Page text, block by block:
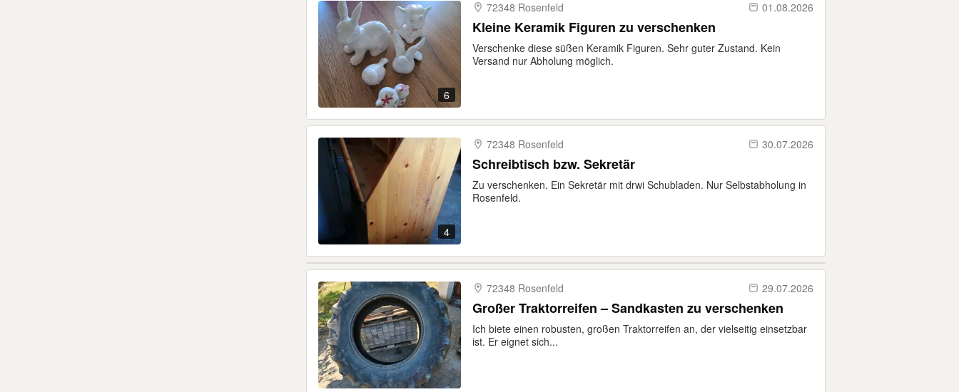
6
72348 Rosenfeld 01.08.2026
Kleine Keramik Figuren zu verschenken
Verschenke diese süßen Keramik Figuren. Sehr guter Zustand. Kein
Versand nur Abholung möglich.
4
72348 Rosenfeld 30.07.2026
Schreibtisch bzw. Sekretär
Zu verschenken. Ein Sekretär mit drwi Schubladen. Nur Selbstabholung in
Rosenfeld.
72348 Rosenfeld 29.07.2026
Großer Traktorreifen – Sandkasten zu verschenken
Ich biete einen robusten, großen Traktorreifen an, der vielseitig einsetzbar
ist. Er eignet sich...